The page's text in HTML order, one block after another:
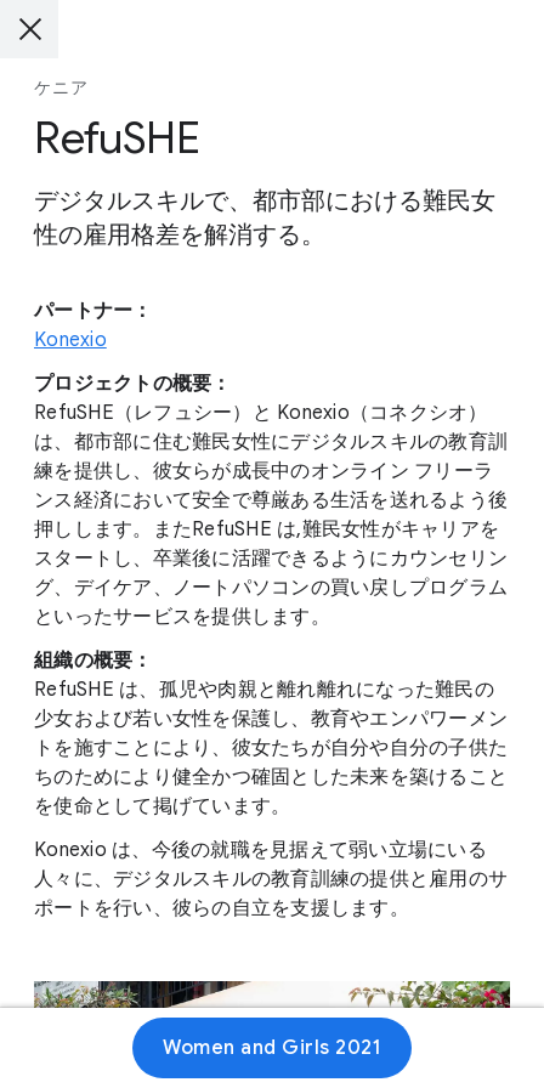
ケニア
RefuSHE
デジタルスキルで、都市部における難民女
性の雇用格差を解消する。
パートナー：
Konexio
プロジェクトの概要：
RefuSHE（レフュシー）と Konexio（コネクシオ）
は、都市部に住む難民女性にデジタルスキルの教育訓
練を提供し、彼女らが成長中のオンライン フリーラ
ンス経済において安全で尊厳ある生活を送れるよう後
押しします。またRefuSHE は,難民女性がキャリアを
スタートし、卒業後に活躍できるようにカウンセリン
グ、デイケア、ノートパソコンの買い戻しプログラム
といったサービスを提供します。
組織の概要：
RefuSHE は、孤児や肉親と離れ離れになった難民の
少女および若い女性を保護し、教育やエンパワーメン
トを施すことにより、彼女たちが自分や自分の子供た
ちのためにより健全かつ確固とした未来を築けること
を使命として掲げています。
Konexio は、今後の就職を見据えて弱い立場にいる
人々に、デジタルスキルの教育訓練の提供と雇用のサ
ポートを行い、彼らの自立を支援します。
Women and Girls 2021